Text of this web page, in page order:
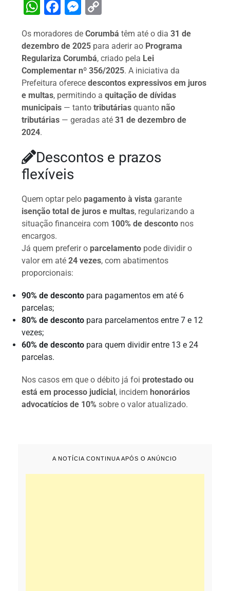
W
at
s
A
p
p
F
c
e
b
o
o
k
M
s
s
e
n
g
er
p
y
Li
n
k
Os moradores deCorumbá têm até o dia31 de
dezembro de 2025 para aderir ao Programa
Regulariza Corumbá, criado pela Lei
Complementar nº 356/2025. A iniciativa da
Prefeitura oferecedescontos expressivos em juros
e multas, permitindo aquitação de dívidas
municipais — tantotributárias quantonão
tributárias — geradas até31 de dezembro de
2024.
Descontos e prazos
flexíveis
Quem optar pelo pagamento à vista garante
isenção total de juros e multas, regularizando a
situação financeira com 100% de desconto nos
encargos.
Já quem preferir o parcelamento pode dividir o
valor em até24 vezes, com abatimentos
proporcionais:
90% de desconto para pagamentos em até 6
parcelas;
80% de desconto para parcelamentos entre 7 e 12
vezes;
60% de desconto para quem dividir entre 13 e 24
parcelas.
Nos casos em que o débito já foi protestado ou
está em processo judicial, incidemhonorários
advocatícios de 10% sobre o valor atualizado.
A NOTÍCIA CONTINUA APÓS O ANÚNCIO